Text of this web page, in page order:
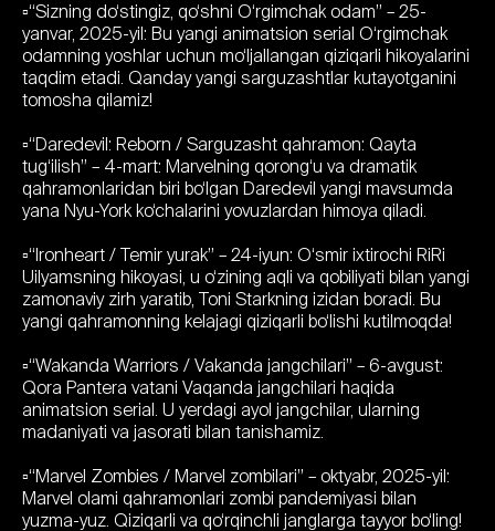
▫️“Sizning do‘stingiz, qo‘shni O‘rgimchak odam” – 25-
yanvar, 2025-yil: Bu yangi animatsion serial O‘rgimchak
odamning yoshlar uchun mo‘ljallangan qiziqarli hikoyalarini
taqdim etadi. Qanday yangi sarguzashtlar kutayotganini
tomosha qilamiz!
▫️“Daredevil: Reborn / Sarguzasht qahramon: Qayta
tug‘ilish” – 4-mart: Marvelning qorong‘u va dramatik
qahramonlaridan biri bo‘lgan Daredevil yangi mavsumda
yana Nyu-York ko‘chalarini yovuzlardan himoya qiladi.
▫️“Ironheart / Temir yurak” – 24-iyun: O‘smir ixtirochi RiRi
Uilyamsning hikoyasi, u o‘zining aqli va qobiliyati bilan yangi
zamonaviy zirh yaratib, Toni Starkning izidan boradi. Bu
yangi qahramonning kelajagi qiziqarli bo‘lishi kutilmoqda!
▫️“Wakanda Warriors / Vakanda jangchilari” – 6-avgust:
Qora Pantera vatani Vaqanda jangchilari haqida
animatsion serial. U yerdagi ayol jangchilar, ularning
madaniyati va jasorati bilan tanishamiz.
▫️“Marvel Zombies / Marvel zombilari” – oktyabr, 2025-yil:
Marvel olami qahramonlari zombi pandemiyasi bilan
yuzma-yuz. Qiziqarli va qo‘rqinchli janglarga tayyor bo‘ling!